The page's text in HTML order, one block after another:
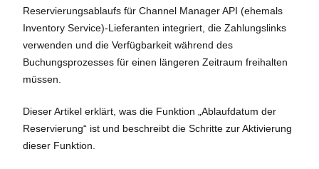
Reservierungsablaufs für Channel Manager API (ehemals
Inventory Service)-Lieferanten integriert, die Zahlungslinks
verwenden und die Verfügbarkeit während des
Buchungsprozesses für einen längeren Zeitraum freihalten
müssen.
Dieser Artikel erklärt, was die Funktion „Ablaufdatum der
Reservierung“ ist und beschreibt die Schritte zur Aktivierung
dieser Funktion.